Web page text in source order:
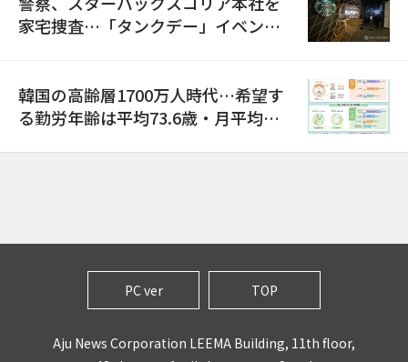
家宅捜査…「タンクデー」イベント
韓国の高齢層1700万人時代…希望す
る勤労年齢は平均73.6歳・月平均賃
PC ver TOP
Aju News Corporation LEEMA Building, 11th floor,